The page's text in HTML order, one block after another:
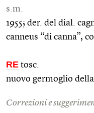
s.m.
1955; der. del dial.
canneus “di canna”,
RE tosc.
nuovo germoglio
Correzioni e